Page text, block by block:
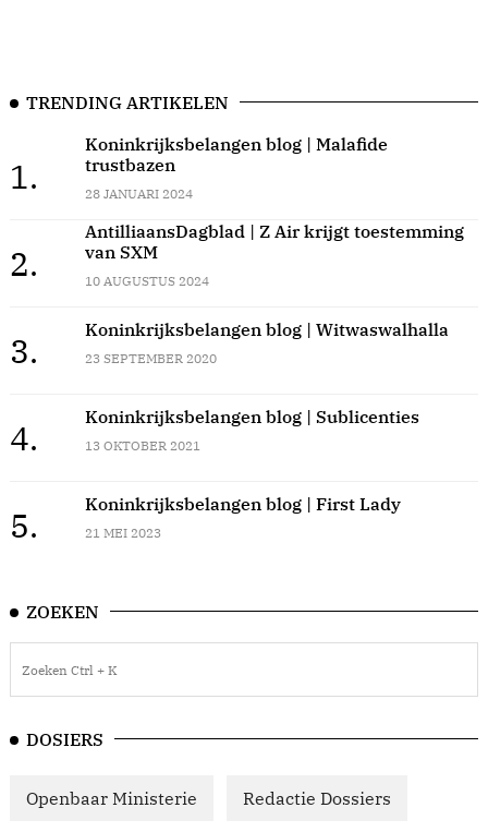
TRENDING ARTIKELEN
1.
Koninkrijksbelangen blog | Malafide
trustbazen
28 JANUARI 2024
2.
AntilliaansDagblad | Z Air krijgt toestemming
van SXM
10 AUGUSTUS 2024
3.
Koninkrijksbelangen blog | Witwaswalhalla
23 SEPTEMBER 2020
4.
Koninkrijksbelangen blog | Sublicenties
13 OKTOBER 2021
5.
Koninkrijksbelangen blog | First Lady
21 MEI 2023
ZOEKEN
DOSIERS
Openbaar Ministerie Redactie Dossiers